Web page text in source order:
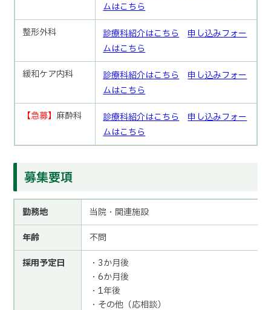
ムはこちら
整形外科
診療科紹介はこちら
申し込みフォー
ムはこちら
緩和ケア内科
診療科紹介はこちら
申し込みフォー
ムはこちら
【急募】 麻酔科 診療科紹介はこちら
申し込みフォー
ムはこちら
募集要項
勤務地
当院・関連施設
年齢
不問
採用予定日
・3か月後
・6か月後
・1年後
・その他（応相談）